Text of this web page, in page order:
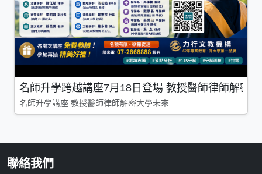
名師升學跨越講座7月18日登場 教授醫師律師解密
名師升學講座 教授醫師律師解密大學未來
聯絡我們